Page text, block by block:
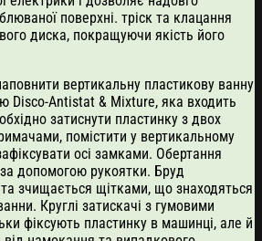
поверхні. тріск та клацання
диска, покращуючи якість його
вертикальну пластикову ванну
Disco-Antistat & Mixture, яка входить
затиснути пластинку з двох
помістити у вертикальному
осі замками. Обертання
допомогою рукоятки. Бруд
та зчищається щітками, що знаходяться
Круглі затискачі з гумовими
фіксують пластинку в машинці, але й